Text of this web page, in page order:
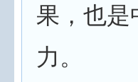
果，也是
力。